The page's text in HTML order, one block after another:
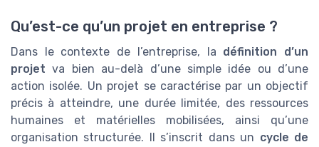
Qu’est-ce qu’un projet en entreprise ?
Dans le contexte de l’entreprise, la définition d’un
projet va bien au-delà d’une simple idée ou d’une
action isolée. Un projet se caractérise par un objectif
précis à atteindre, une durée limitée, des ressources
humaines et matérielles mobilisées, ainsi qu’une
organisation structurée. Il s’inscrit dans un cycle de